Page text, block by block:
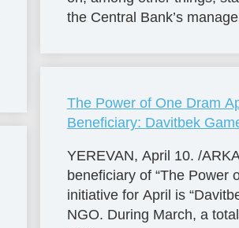
the Central Bank’s
The Power of One Dram
Beneficiary: Davitbek
YEREVAN, April 10. /
beneficiary of “The Power
initiative for April is
NGO. During March, a